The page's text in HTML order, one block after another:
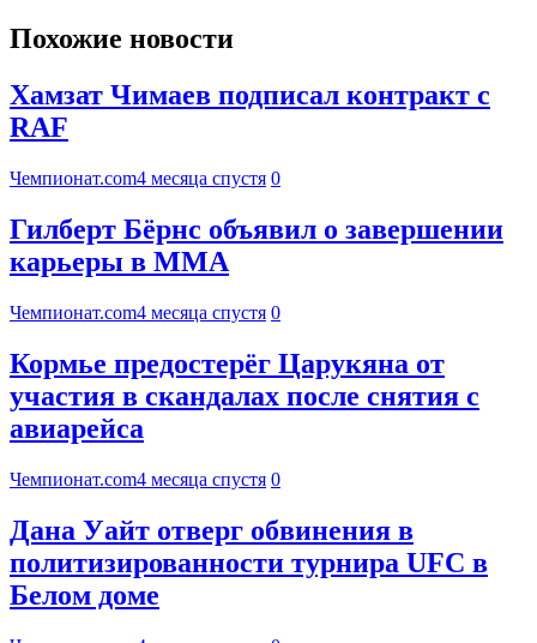
Похожие новости
Хамзат Чимаев подписал контракт с
RAF
Чемпионат.com4 месяца спустя 0
Гилберт Бёрнс объявил о завершении
карьеры в ММА
Чемпионат.com4 месяца спустя 0
Кормье предостерёг Царукяна от
участия в скандалах после снятия с
авиарейса
Чемпионат.com4 месяца спустя 0
Дана Уайт отверг обвинения в
политизированности турнира UFC в
Белом доме